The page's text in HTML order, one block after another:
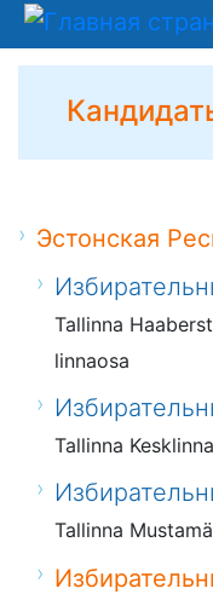
Эстонская
Tallinna
linnaosa
Tallinna
Tallinna